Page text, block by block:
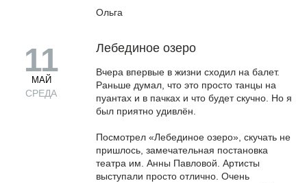
Ольга
11
МАЙ
СРЕДА
Лебединое озеро
Вчера впервые в жизни сходил на балет.
Раньше думал, что это просто танцы на
пуантах и в пачках и что будет скучно. Но я
был приятно удивлён.
Посмотрел «Лебединое озеро», скучать не
пришлось, замечательная постановка
театра им. Анны Павловой. Артисты
выступали просто отлично. Очень